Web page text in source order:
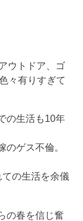
ウトドア、ゴ
々有りすぎて
の生活も10年
ゲス不倫。
の生活を余儀
の春を信じ奮